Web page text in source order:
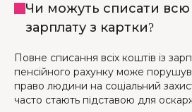
Чи можуть списати всю
зарплату з картки?
Повне списання всіх коштів із
пенсійного рахунку може
право людини на соціальний
часто стають підставою для